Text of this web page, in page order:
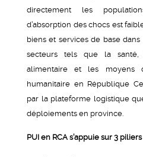
directement les
d’absorption des chocs est
biens et services de base
secteurs tels que la
alimentaire et les moyens
humanitaire en République
par la plateforme logistique
déploiements en province.
PUI en RCA s’appuie sur 3